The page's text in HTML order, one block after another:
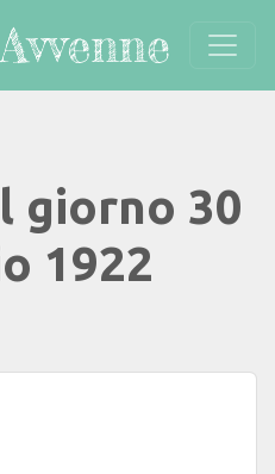
giorno 30
1922